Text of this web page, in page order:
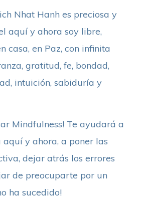
Nhat Hanh es preciosa y
aquí y ahora soy libre,
casa, en Paz, con infinita
gratitud, fe, bondad,
intuición, sabiduría y
Mindfulness! Te ayudará a
aquí y ahora, a poner las
dejar atrás los errores
de preocuparte por un
ha sucedido!